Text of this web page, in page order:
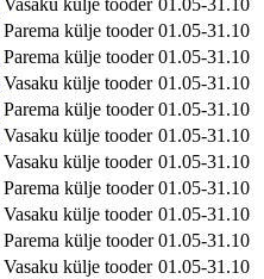
Vasaku külje tooder 01.05-31.10
Parema külje tooder 01.05-31.10
Parema külje tooder 01.05-31.10
Vasaku külje tooder 01.05-31.10
Parema külje tooder 01.05-31.10
Vasaku külje tooder 01.05-31.10
Vasaku külje tooder 01.05-31.10
Parema külje tooder 01.05-31.10
Vasaku külje tooder 01.05-31.10
Parema külje tooder 01.05-31.10
Vasaku külje tooder 01.05-31.10